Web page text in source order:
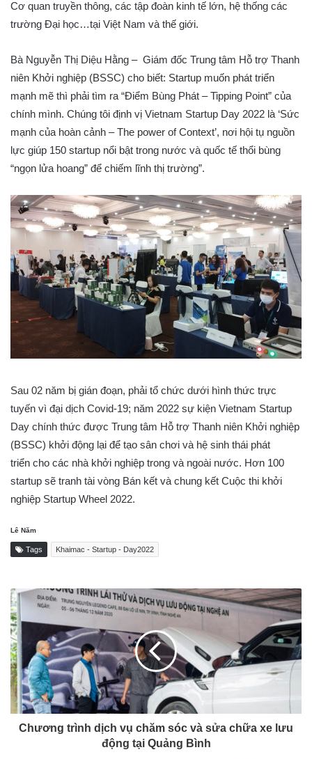
Cơ quan truyền thông, các tập đoàn kinh tế lớn, hệ thống các
trường Đại học…tại Việt Nam và thế giới.
Bà Nguyễn Thị Diệu Hằng – Giám đốc Trung tâm Hỗ trợ Thanh
niên Khởi nghiệp (BSSC) cho biết: Startup muốn phát triển
mạnh mẽ thì phải tìm ra “Điểm Bùng Phát – Tipping Point” của
chính mình. Chúng tôi định vị Vietnam Startup Day 2022 là ‘Sức
mạnh của hoàn cảnh – The power of Context’, nơi hội tụ nguồn
lực giúp 150 startup nổi bật trong nước và quốc tế thổi bùng
“ngọn lửa hoang” để chiếm lĩnh thị trường”.
Sau 02 năm bị gián đoạn, phải tổ chức dưới hình thức trực
tuyến vì đại dịch Covid-19; năm 2022 sự kiện Vietnam Startup
Day chính thức được Trung tâm Hỗ trợ Thanh niên Khởi nghiệp
(BSSC) khởi động lại để tạo sân chơi và hệ sinh thái phát
triển cho các nhà khởi nghiệp trong và ngoài nước. Hơn 100
startup sẽ tranh tài vòng Bán kết và chung kết Cuộc thi khởi
nghiệp Startup Wheel 2022.
Lê Năm
Tags Khaimac - Startup - Day2022
Chương trình dịch vụ chăm sóc và sửa chữa xe lưu
động tại Quảng Bình